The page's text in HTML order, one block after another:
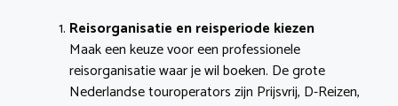
Reisorganisatie en reisperiode kiezen
Maak een keuze voor een professionele
reisorganisatie waar je wil boeken. De grote
Nederlandse touroperators zijn Prijsvrij, D-Reizen,